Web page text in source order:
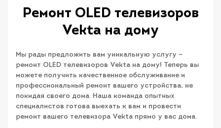
Ремонт OLED телевизоров
Vekta на дому
Мы рады предложить вам уникальную услугу –
ремонт OLED телевизоров Vekta на дому! Теперь вы
можете получить качественное обслуживание и
профессиональный ремонт вашего устройства, не
покидая своего дома. Наша команда опытных
специалистов готова выехать к вам и провести
ремонт вашего телевизора Vekta прямо у вас дома.